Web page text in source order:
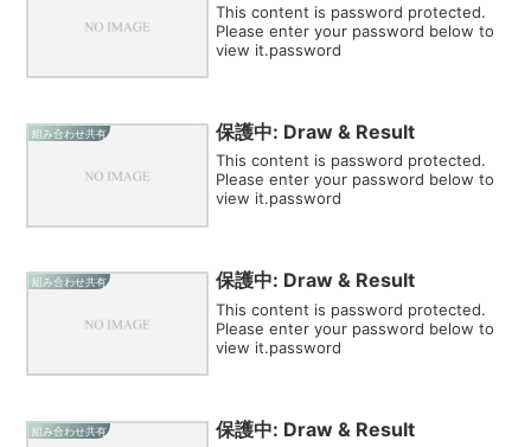
This content is password protected.
Please enter your password below to
view it.password
組み合わせ共有 保護中: Draw & Result
This content is password protected.
Please enter your password below to
view it.password
組み合わせ共有 保護中: Draw & Result
This content is password protected.
Please enter your password below to
view it.password
組み合わせ共有 保護中: Draw & Result